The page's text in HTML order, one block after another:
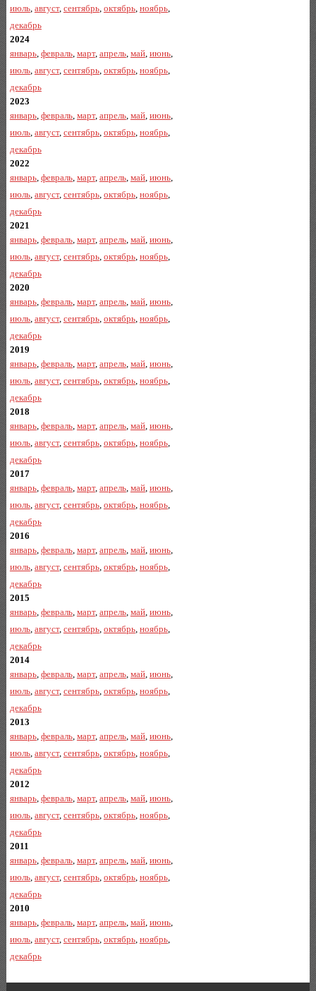
июль, август, сентябрь, октябрь, ноябрь,
декабрь
2024
январь, февраль, март, апрель, май, июнь,
июль, август, сентябрь, октябрь, ноябрь,
декабрь
2023
январь, февраль, март, апрель, май, июнь,
июль, август, сентябрь, октябрь, ноябрь,
декабрь
2022
январь, февраль, март, апрель, май, июнь,
июль, август, сентябрь, октябрь, ноябрь,
декабрь
2021
январь, февраль, март, апрель, май, июнь,
июль, август, сентябрь, октябрь, ноябрь,
декабрь
2020
январь, февраль, март, апрель, май, июнь,
июль, август, сентябрь, октябрь, ноябрь,
декабрь
2019
январь, февраль, март, апрель, май, июнь,
июль, август, сентябрь, октябрь, ноябрь,
декабрь
2018
январь, февраль, март, апрель, май, июнь,
июль, август, сентябрь, октябрь, ноябрь,
декабрь
2017
январь, февраль, март, апрель, май, июнь,
июль, август, сентябрь, октябрь, ноябрь,
декабрь
2016
январь, февраль, март, апрель, май, июнь,
июль, август, сентябрь, октябрь, ноябрь,
декабрь
2015
январь, февраль, март, апрель, май, июнь,
июль, август, сентябрь, октябрь, ноябрь,
декабрь
2014
январь, февраль, март, апрель, май, июнь,
июль, август, сентябрь, октябрь, ноябрь,
декабрь
2013
январь, февраль, март, апрель, май, июнь,
июль, август, сентябрь, октябрь, ноябрь,
декабрь
2012
январь, февраль, март, апрель, май, июнь,
июль, август, сентябрь, октябрь, ноябрь,
декабрь
2011
январь, февраль, март, апрель, май, июнь,
июль, август, сентябрь, октябрь, ноябрь,
декабрь
2010
январь, февраль, март, апрель, май, июнь,
июль, август, сентябрь, октябрь, ноябрь,
декабрь